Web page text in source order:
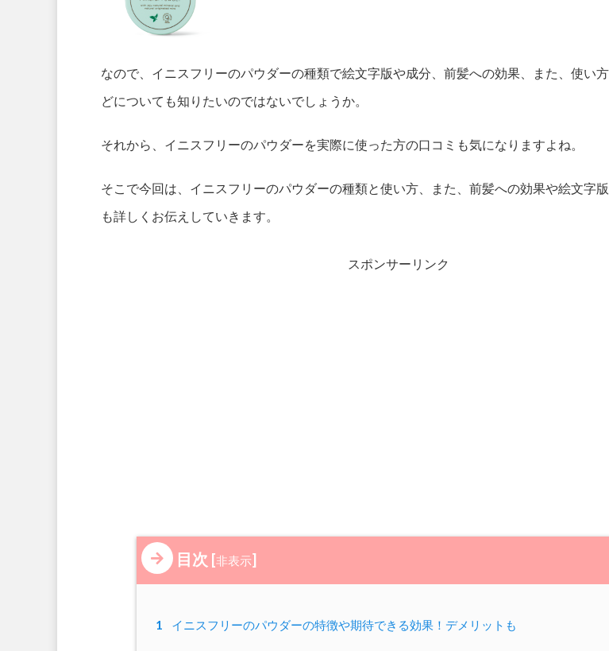
なので、イニスフリーのパウダーの種類で絵文字版や成分、前髪への効果、また、使い
どについても知りたいのではないでしょうか。
それから、イニスフリーのパウダーを実際に使った方の口コミも気になりますよね。
そこで今回は、イニスフリーのパウダーの種類と使い方、また、前髪への効果や絵文字
も詳しくお伝えしていきます。
スポンサーリンク
目次 [非表示]
1 イニスフリーのパウダーの特徴や期待できる効果！デメリットも